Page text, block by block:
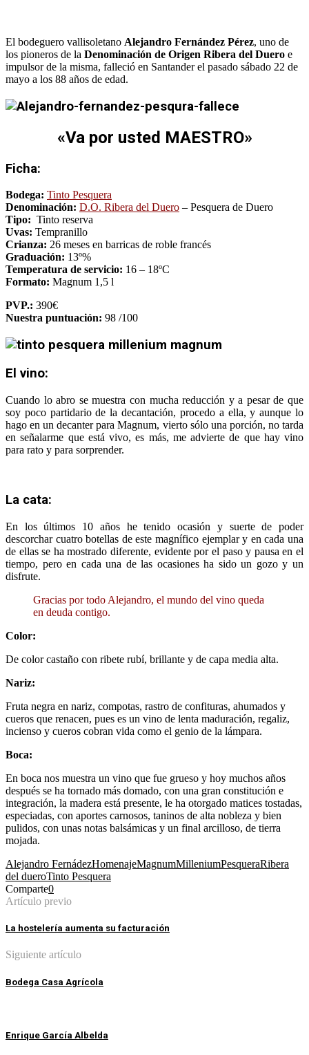
El bodeguero vallisoletano Alejandro Fernández Pérez, uno de
los pioneros de la Denominación de Origen Ribera del Duero e
impulsor de la misma, falleció en Santander el pasado sábado 22 de
mayo a los 88 años de edad.
«Va por usted MAESTRO»
Ficha:
Bodega: Tinto Pesquera
Denominación: D.O. Ribera del Duero – Pesquera de Duero
Tipo: Tinto reserva
Uvas: Tempranillo
Crianza: 26 meses en barricas de roble francés
Graduación: 13º%
Temperatura de servicio: 16 – 18ºC
Formato: Magnum 1,5 l
PVP.: 390€
Nuestra puntuación: 98 /100
El vino:
Cuando lo abro se muestra con mucha reducción y a pesar de que
soy poco partidario de la decantación, procedo a ella, y aunque lo
hago en un decanter para Magnum, vierto sólo una porción, no tarda
en señalarme que está vivo, es más, me advierte de que hay vino
para rato y para sorprender.
La cata:
En los últimos 10 años he tenido ocasión y suerte de poder
descorchar cuatro botellas de este magnífico ejemplar y en cada una
de ellas se ha mostrado diferente, evidente por el paso y pausa en el
tiempo, pero en cada una de las ocasiones ha sido un gozo y un
disfrute.
Gracias por todo Alejandro, el mundo del vino queda
en deuda contigo.
Color:
De color castaño con ribete rubí, brillante y de capa media alta.
Nariz:
Fruta negra en nariz, compotas, rastro de confituras, ahumados y
cueros que renacen, pues es un vino de lenta maduración, regaliz,
incienso y cueros cobran vida como el genio de la lámpara.
Boca:
En boca nos muestra un vino que fue grueso y hoy muchos años
después se ha tornado más domado, con una gran constitución e
integración, la madera está presente, le ha otorgado matices tostadas,
especiadas, con aportes carnosos, taninos de alta nobleza y bien
pulidos, con unas notas balsámicas y un final arcilloso, de tierra
mojada.
Alejandro FernádezHomenajeMagnumMilleniumPesqueraRibera
del dueroTinto Pesquera
Comparte0
Artículo previo
La hostelería aumenta su facturación
Siguiente artículo
Bodega Casa Agrícola
Enrique García Albelda